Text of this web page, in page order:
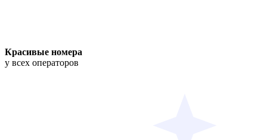
Красивые номера
у всех операторов